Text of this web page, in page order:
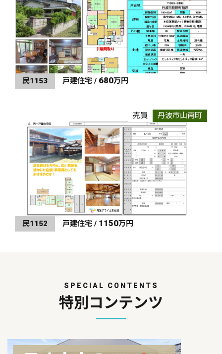
民1153 戸建住宅 / 680万円
売買 丹波市山南町
民1152 戸建住宅 / 1150万円
SPECIAL CONTENTS
特別コンテンツ